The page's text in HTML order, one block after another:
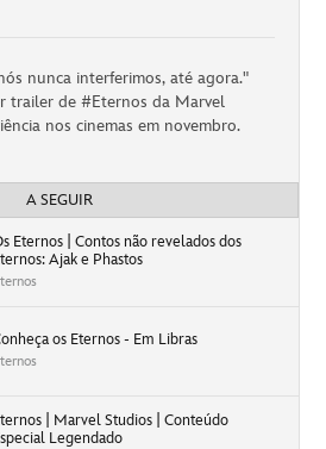
nunca interferimos, até agora."
trailer de #Eternos da Marvel
nos cinemas em novembro.
A SEGUIR
Eternos | Contos não revelados dos
Ajak e Phastos
os Eternos - Em Libras
| Marvel Studios | Conteúdo
Legendado